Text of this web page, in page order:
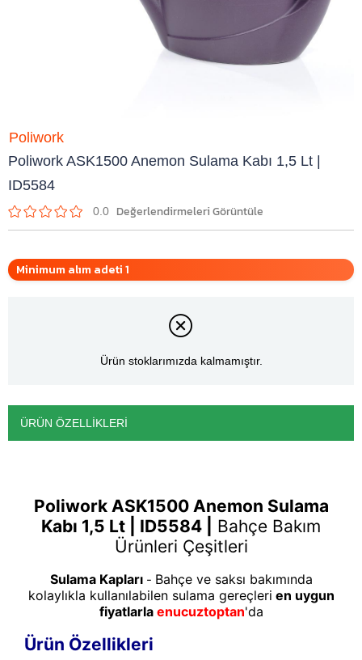
Poliwork ASK1500 Anemon Sulama Kabı 1,5 Lt |
ID5584
0.0
Poliwork
Minimum alım adeti 1
Ürün stoklarımızda kalmamıştır.
ÜRÜN ÖZELLIKLERI
Poliwork ASK1500 Anemon Sulama
Kabı 1,5 Lt | ID5584 |
Bahçe Bakım
Ürünleri Çeşitleri
Sulama Kapları- Bahçe ve saksı bakımında
kolaylıkla kullanılabilen sulama gereçleri en uygun
fiyatlarla enucuztoptan'da
Ürün Özellikleri